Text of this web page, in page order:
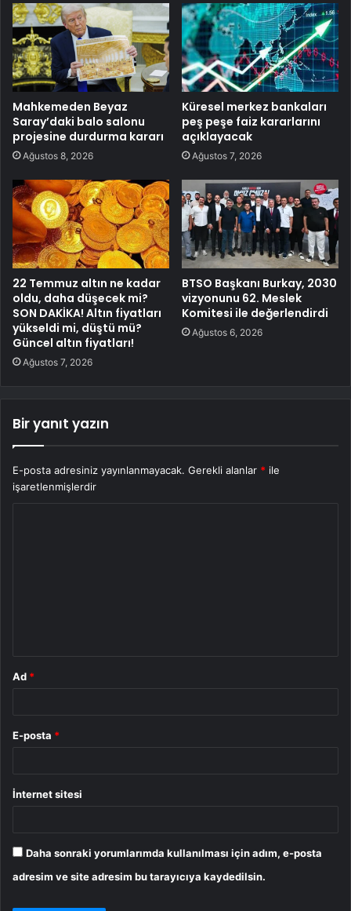
Mahkemeden Beyaz
Saray’daki balo salonu
projesine durdurma kararı
Ağustos 8, 2026
Küresel merkez bankaları
peş peşe faiz kararlarını
açıklayacak
Ağustos 7, 2026
22 Temmuz altın ne kadar
oldu, daha düşecek mi?
SON DAKİKA! Altın fiyatları
yükseldi mi, düştü mü?
Güncel altın fiyatları!
Ağustos 7, 2026
BTSO Başkanı Burkay, 2030
vizyonunu 62. Meslek
Komitesi ile değerlendirdi
Ağustos 6, 2026
Bir yanıt yazın
E-posta adresiniz yayınlanmayacak. Gerekli alanlar * ile
işaretlenmişlerdir
Ad *
E-posta *
İnternet sitesi
Daha sonraki yorumlarımda kullanılması için adım, e-posta
adresim ve site adresim bu tarayıcıya kaydedilsin.